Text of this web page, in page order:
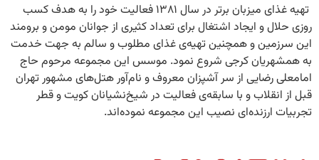
تهیه‌ غذای میزبان برتر در سال ۱۳۸۱ فعالیت خود را به هدف کسب
روزی حلال و ایجاد اشتغال برای تعداد کثیری از جوانان مومن و برومند
این سرزمین و همچنین تهیه‌ی غذای مطلوب و سالم به جهت خدمت
به همشهریان کرجی شروع نمود. موسس این مجموعه مرحوم حاج
امامعلی رضایی از سر آشپزان معروف و نام‌آور هتل‌های مشهور تهران
قبل از انقلاب و با سابقه‌ی فعالیت در شیخ‌نشیانان کویت و قطر
تجربیات ارزنده‌ای نصیب این مجموعه نموده‌اند.